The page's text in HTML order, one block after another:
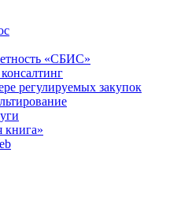
«СБИС»
регулируемых закупок
книга»